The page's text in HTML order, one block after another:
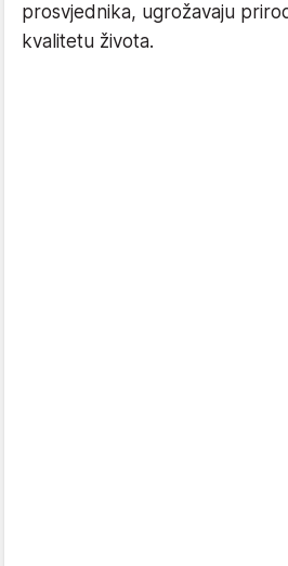
prosvjednika, ugrožavaju
kvalitetu života.